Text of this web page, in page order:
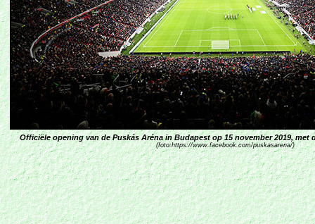
Officiële opening van de Puskás Aréna in Budapest op 15 november 2019, met
(foto:https://www.facebook.com/puskasarena/)